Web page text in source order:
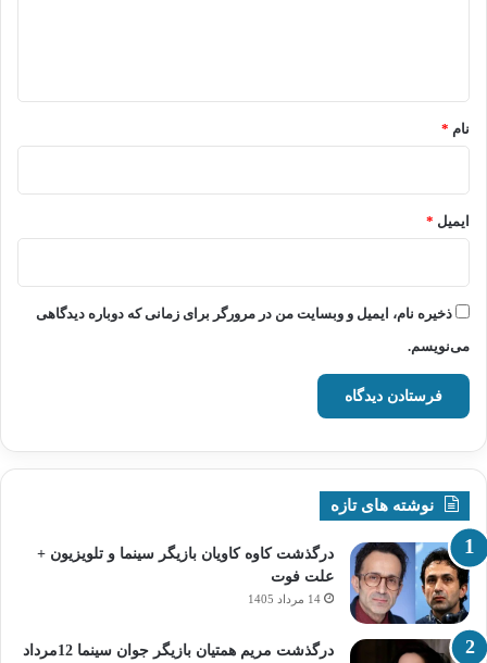
نام *
ایمیل *
ذخیره نام، ایمیل و وبسایت من در مرورگر برای زمانی که دوباره دیدگاهی
می‌نویسم.
نوشته های تازه
درگذشت کاوه کاویان بازیگر سینما و تلویزیون +
علت فوت
14 مرداد 1405
درگذشت مریم همتیان بازیگر جوان سینما 12مرداد